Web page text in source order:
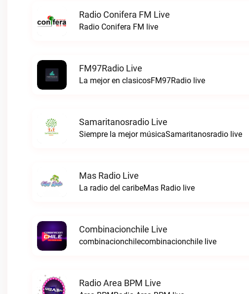
Radio Conifera FM Live
Radio Conifera FM live
FM97Radio Live
La mejor en clasicosFM97Radio live
Samaritanosradio Live
Siempre la mejor músicaSamaritanosradio live
Mas Radio Live
La radio del caribeMas Radio live
Combinacionchile Live
combinacionchilecombinacionchile live
Radio Area BPM Live